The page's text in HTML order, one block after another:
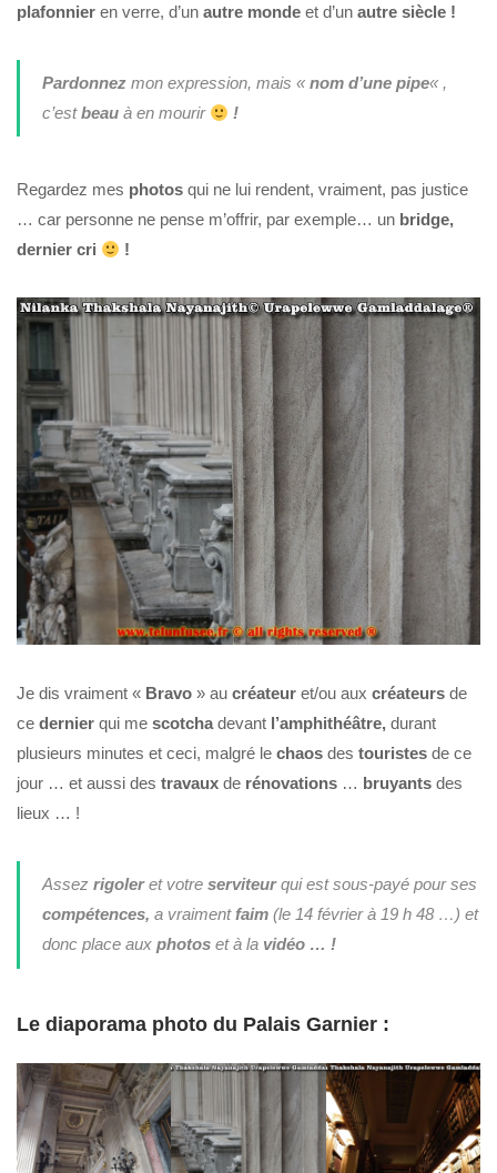
plafonnier en verre, d’un autre monde et d’un autre siècle !
Pardonnezmon expression, mais « nom d’une pipe« ,
c’estbeauà en mourir !
Regardez mes photos qui ne lui rendent, vraiment, pas justice
… car personne ne pense m’offrir, par exemple… un bridge,
dernier cri
!
Je dis vraiment « Bravo » au créateur et/ou aux créateurs de
ce dernier qui me scotcha devant l’amphithéâtre, durant
plusieurs minutes et ceci, malgré le chaos des touristes de ce
jour … et aussi des travaux de rénovations … bruyants des
lieux … !
Assez rigoleret votre serviteurqui est sous-payé pour ses
compétences, a vraiment faim(le 14 février à 19 h 48 …) et
donc place aux photoset à la vidéo … !
Le diaporama photo du Palais Garnier :